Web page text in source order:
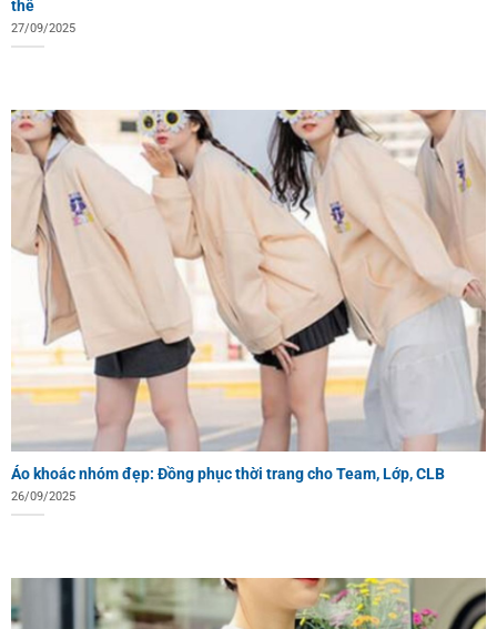
thể
27/09/2025
Áo khoác nhóm đẹp: Đồng phục thời trang cho Team, Lớp, CLB
26/09/2025